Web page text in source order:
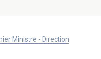
Ministre - Direction